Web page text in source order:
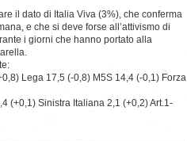
il dato di Italia Viva (3%), che conferma
e che si deve forse all’attivismo di
i giorni che hanno portato alla
Lega 17,5 (-0,8) M5S 14,4 (-0,1) Forza
(+0,1) Sinistra Italiana 2,1 (+0,2) Art.1-